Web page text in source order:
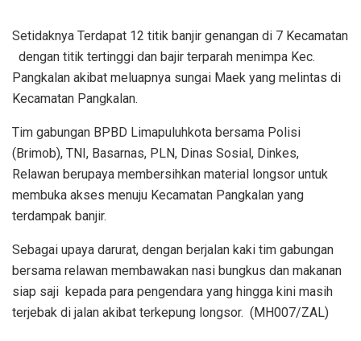
Setidaknya Terdapat 12 titik banjir genangan di 7 Kecamatan
dengan titik tertinggi dan bajir terparah menimpa Kec.
Pangkalan akibat meluapnya sungai Maek yang melintas di
Kecamatan Pangkalan.
Tim gabungan BPBD Limapuluhkota bersama Polisi
(Brimob), TNI, Basarnas, PLN, Dinas Sosial, Dinkes,
Relawan berupaya membersihkan material longsor untuk
membuka akses menuju Kecamatan Pangkalan yang
terdampak banjir.
Sebagai upaya darurat, dengan berjalan kaki tim gabungan
bersama relawan membawakan nasi bungkus dan makanan
siap saji kepada para pengendara yang hingga kini masih
terjebak di jalan akibat terkepung longsor. (MH007/ZAL)